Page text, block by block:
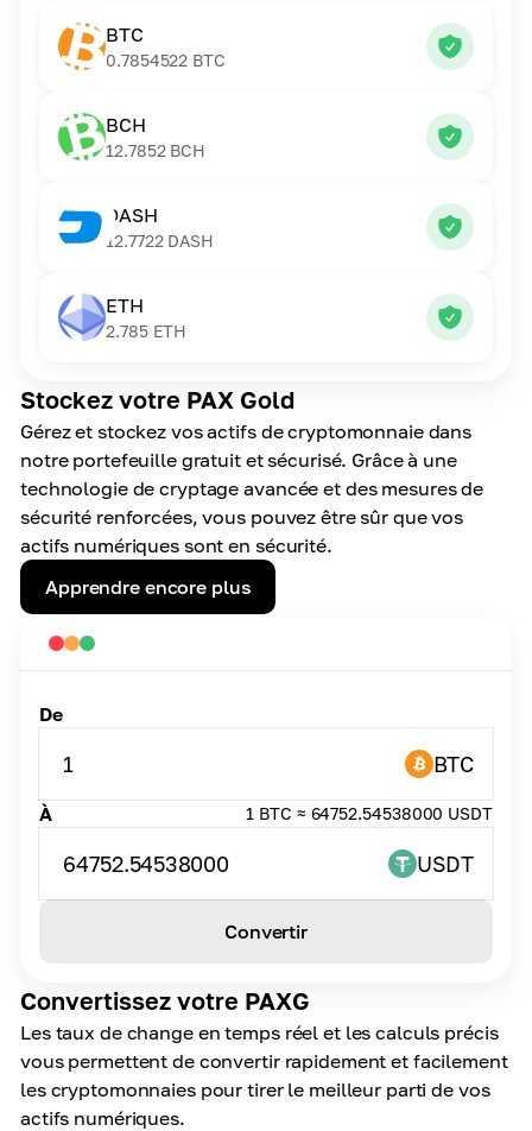
Stockez votre PAX Gold
Gérez et stockez vos actifs de cryptomonnaie dans
notre portefeuille gratuit et sécurisé. Grâce à une
technologie de cryptage avancée et des mesures de
sécurité renforcées, vous pouvez être sûr que vos
actifs numériques sont en sécurité.
Apprendre encore plus
BTC
0.7854522 BTC
BCH
12.7852 BCH
DASH
12.7722 DASH
ETH
2.785 ETH
Convertissez votre PAXG
Les taux de change en temps réel et les calculs précis
vous permettent de convertir rapidement et facilement
les cryptomonnaies pour tirer le meilleur parti de vos
actifs numériques.
De
1 BTC
À 1 BTC ≈ 64752.54538000 USDT
64752.54538000 USDT
Convertir